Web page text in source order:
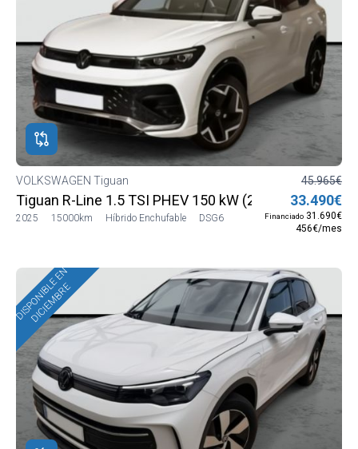
VOLKSWAGEN Tiguan
Tiguan R-Line 1.5 TSI PHEV 150 kW (204 CV) DSG6
2025 15000km Híbrido Enchufable DSG6
45.965€
33.490€
Financiado 31.690€
456€/mes
DISPONIBLE EN
DICIEMBRE